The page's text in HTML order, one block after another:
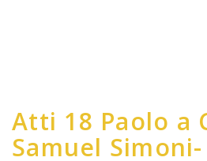
Atti 18 Paolo a
Samuel Simoni-